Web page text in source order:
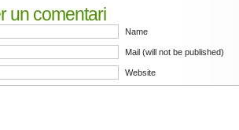
un comentari
Name
Mail (will not be published)
Website